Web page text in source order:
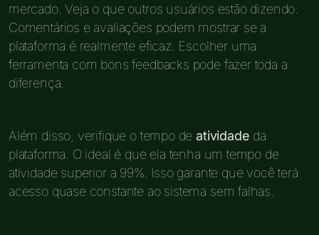
mercado. Veja o que outros usuários estão dizendo.
Comentários e avaliações podem mostrar se a
plataforma é realmente eficaz. Escolher uma
ferramenta com bons feedbacks pode fazer toda a
diferença.
Além disso, verifique o tempo deatividade da
plataforma. O ideal é que ela tenha um tempo de
atividade superior a 99%. Isso garante que você terá
acesso quase constante ao sistema sem falhas.